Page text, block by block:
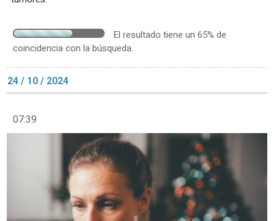
El resultado tiene un 65% de
coincidencia con la búsqueda.
24 / 10 / 2024
07:39